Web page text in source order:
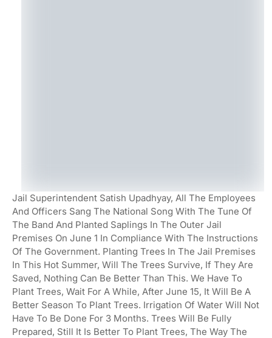
Jail Superintendent Satish Upadhyay, All The Employees
And Officers Sang The National Song With The Tune Of
The Band And Planted Saplings In The Outer Jail
Premises On June 1 In Compliance With The Instructions
Of The Government. Planting Trees In The Jail Premises
In This Hot Summer, Will The Trees Survive, If They Are
Saved, Nothing Can Be Better Than This. We Have To
Plant Trees, Wait For A While, After June 15, It Will Be A
Better Season To Plant Trees. Irrigation Of Water Will Not
Have To Be Done For 3 Months. Trees Will Be Fully
Prepared, Still It Is Better To Plant Trees, The Way The